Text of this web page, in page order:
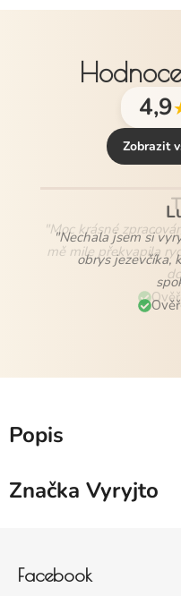
4,9
Zobrazit
"Nechala jsem si
obrys jezevčíka,
Popis
Značka Vyryjto
Facebook